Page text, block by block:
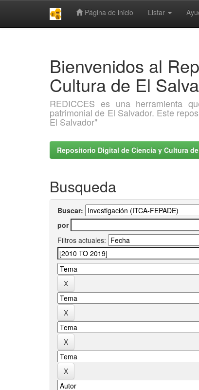
Página de inicio Listar
Bienvenidos al
Cultura de El
REDICCES es una herramienta
patrimonial de El Salvador. Este
El Salvador"
Repositorio Digital de Ciencia y Cultura de
Busqueda
Buscar:
por
Filtros actuales: